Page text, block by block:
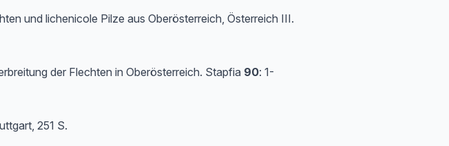
und lichenicole Pilze aus Oberöster­reich, Österreich III.
der Flechten in Oberösterreich. Stapfia 90: 1-
251 S.